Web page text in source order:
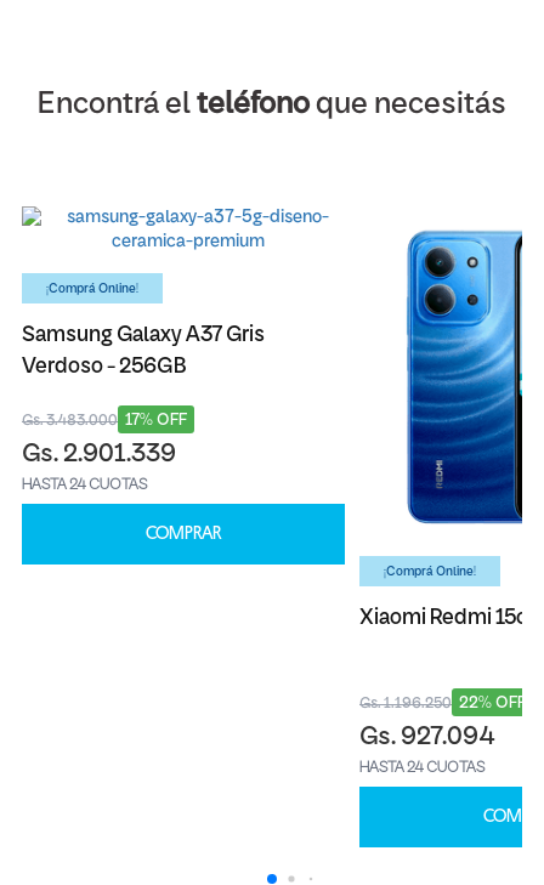
Encontrá el teléfonoque necesitás
¡Comprá Online!
Samsung Galaxy A37 Gris
Verdoso - 256GB
17% OFF
Gs. 3.483.000
Gs. 2.901.339
HASTA 24 CUOTAS
COMPRAR
¡Comprá Online!
Xiaomi Redmi 15c
22% OFF
Gs. 1.196.250
Gs. 927.094
HASTA 24 CUOTAS